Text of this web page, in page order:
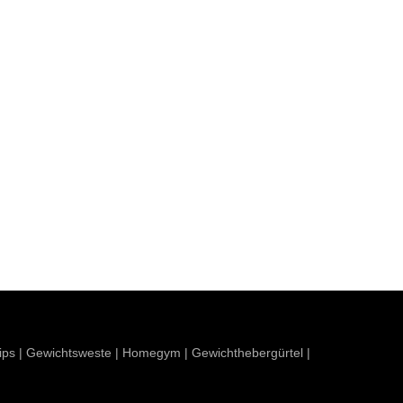
| Gewichtsweste | Homegym | Gewichthebergürtel |